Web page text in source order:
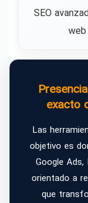
SEO
exacto
Las
objetivo es
Google
orientado a
que